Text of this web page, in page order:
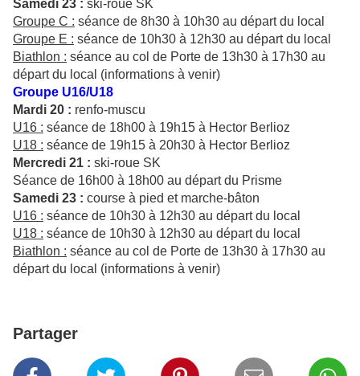
Samedi 23 : ski-roue SK
Groupe C : séance de 8h30 à 10h30 au départ du local
Groupe E : séance de 10h30 à 12h30 au départ du local
Biathlon : séance au col de Porte de 13h30 à 17h30 au
départ du local (informations à venir)
Groupe U16/U18
Mardi 20 : renfo-muscu
U16 : séance de 18h00 à 19h15 à Hector Berlioz
U18 : séance de 19h15 à 20h30 à Hector Berlioz
Mercredi 21 : ski-roue SK
Séance de 16h00 à 18h00 au départ du Prisme
Samedi 23 : course à pied et marche-bâton
U16 : séance de 10h30 à 12h30 au départ du local
U18 : séance de 10h30 à 12h30 au départ du local
Biathlon : séance au col de Porte de 13h30 à 17h30 au
départ du local (informations à venir)
Partager